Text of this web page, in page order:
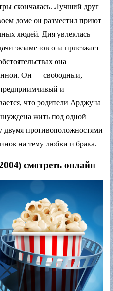
скончалась. Лучший друг
доме он разместил приют
людей. Дия увлеклась
экзаменов она приезжает
она
Он — свободный,
и
что родители Арджуна
жить под одной
противоположностями
на тему любви и брака.
смотреть онлайн